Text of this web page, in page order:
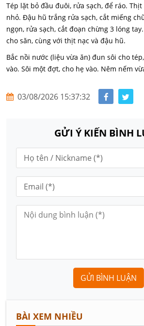
Tép lặt bỏ đầu đuôi, rửa sạch, để ráo.
nhỏ. Đậu hũ trắng rửa sạch, cắt miếng
ngọn, rửa sạch, cắt đoạn chừng 3 lóng
cho săn, cùng với thịt nạc và đậu hũ.
Bắc nồi nước (liệu vừa ăn) đun sôi cho
vào. Sôi một đợt, cho hẹ vào. Nêm nếm
03/08/2026 15:37:32
GỬI Ý KIẾN BÌNH
GỬI BÌNH LUẬN
BÀI XEM NHIỀU